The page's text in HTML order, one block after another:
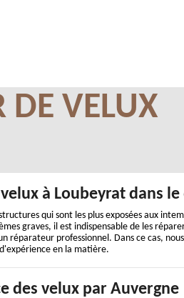
DE VELUX
à Loubeyrat dans le
qui sont les plus exposées aux
graves, il est indispensable de les
réparateur professionnel. Dans ce cas,
en la matière.
des velux par Auvergne